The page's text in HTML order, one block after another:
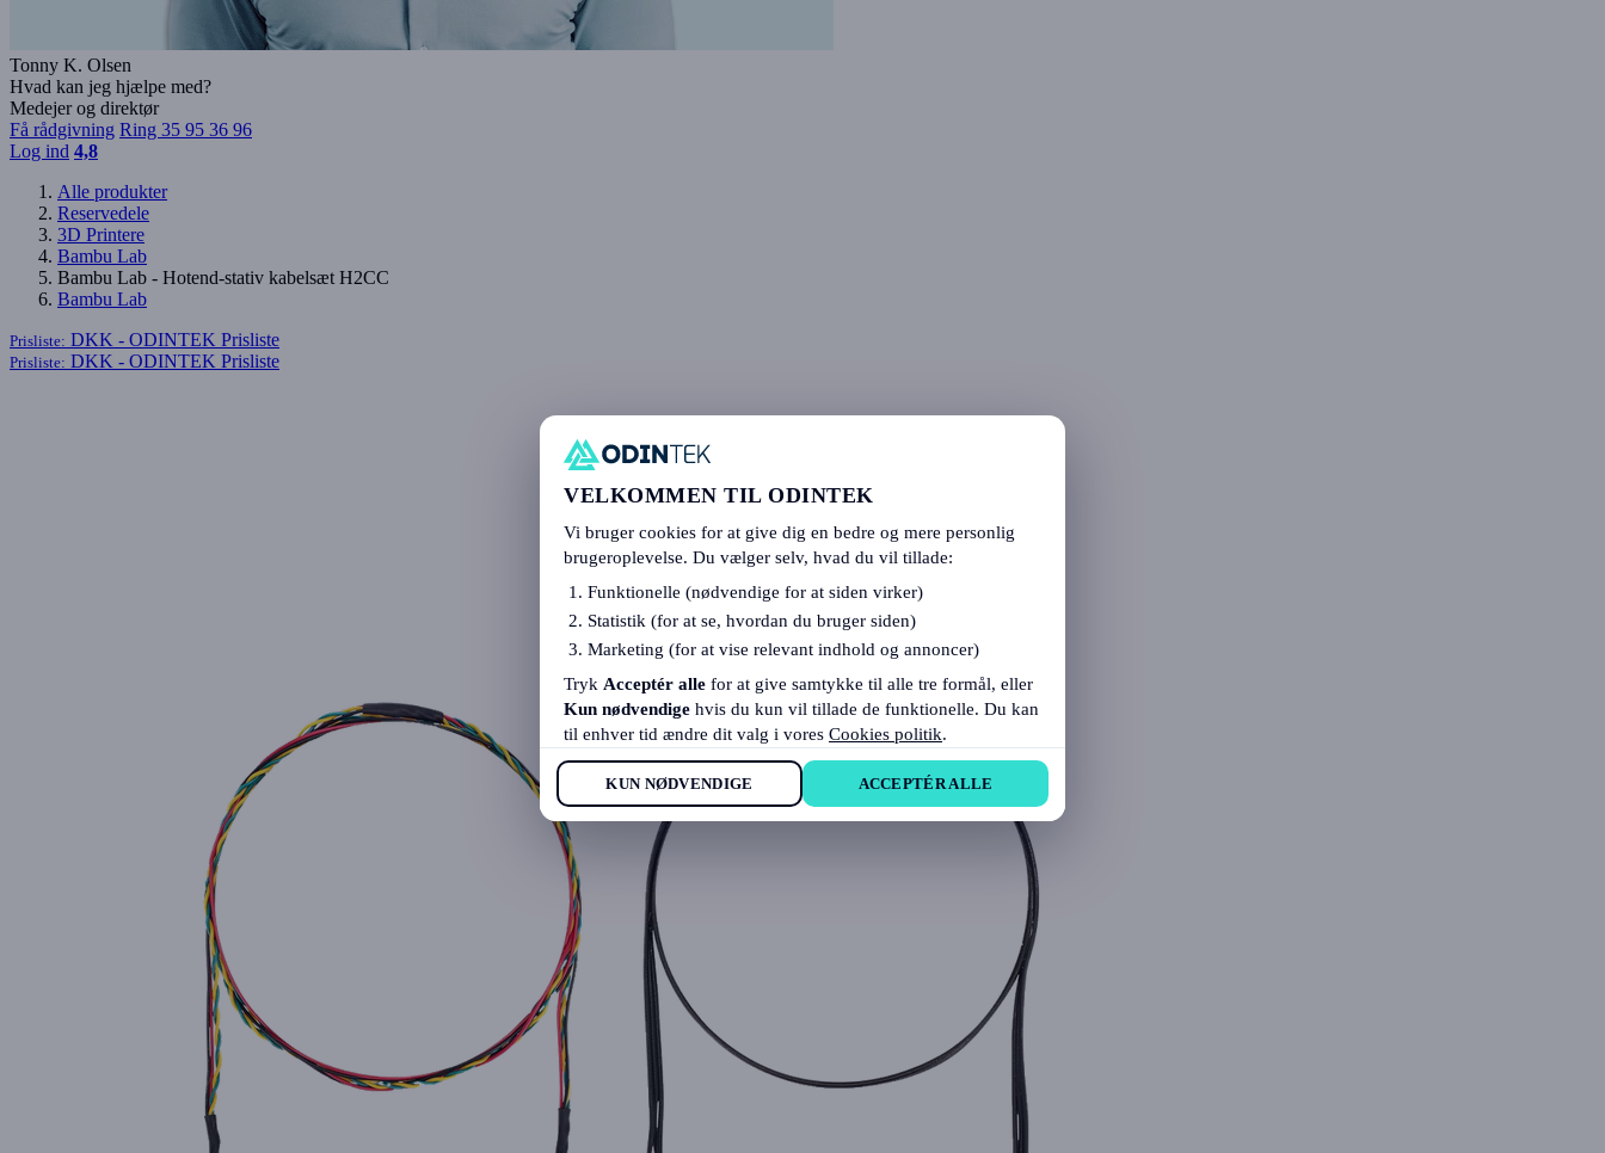
Tonny K. Olsen
Hvad kan jeg hjælpe med?
Medejer og direktør
Få rådgivning Ring 35 95 36 96
Log ind 4,8
Alle produkter
Reservedele
3D Printere
Bambu Lab
Bambu Lab - Hotend-stativ kabelsæt H2CC
Bambu Lab
Prisliste: DKK - ODINTEK Prisliste
Prisliste: DKK - ODINTEK Prisliste
VELKOMMEN TIL ODINTEK
Vi bruger cookies for at give dig en bedre og mere personlig
brugeroplevelse. Du vælger selv, hvad du vil tillade:
Funktionelle (nødvendige for at siden virker)
Statistik (for at se, hvordan du bruger siden)
Marketing (for at vise relevant indhold og annoncer)
Tryk Acceptér alle for at give samtykke til alle tre formål, eller
Kun nødvendige hvis du kun vil tillade de funktionelle. Du kan
til enhver tid ændre dit valg i vores Cookies politik.
KUN NØDVENDIGE ACCEPTÉR ALLE